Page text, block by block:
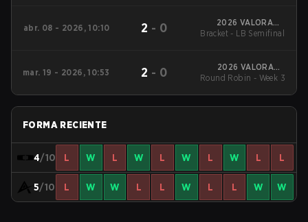
abr. 08 - 2026, 10:10 2 - 0
2026 VALORANT
Challengers Korea:
Bracket - LB Semifinal
mar. 19 - 2026, 10:53 2 - 0
2026 VALORANT
Challengers Korea:
Round Robin - Week 3
FORMA RECIENTE
4/10 L W L W L W L W L L
5/10 L W W L L W L L W W